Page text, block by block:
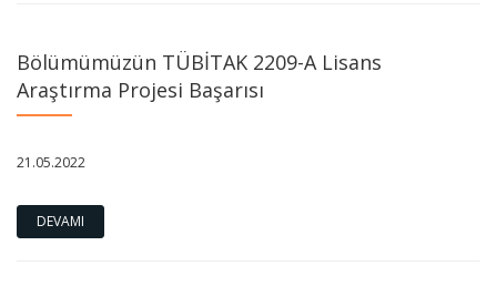
Bölümümüzün TÜBİTAK 2209-A Lisans
Araştırma Projesi Başarısı
21.05.2022
DEVAMI